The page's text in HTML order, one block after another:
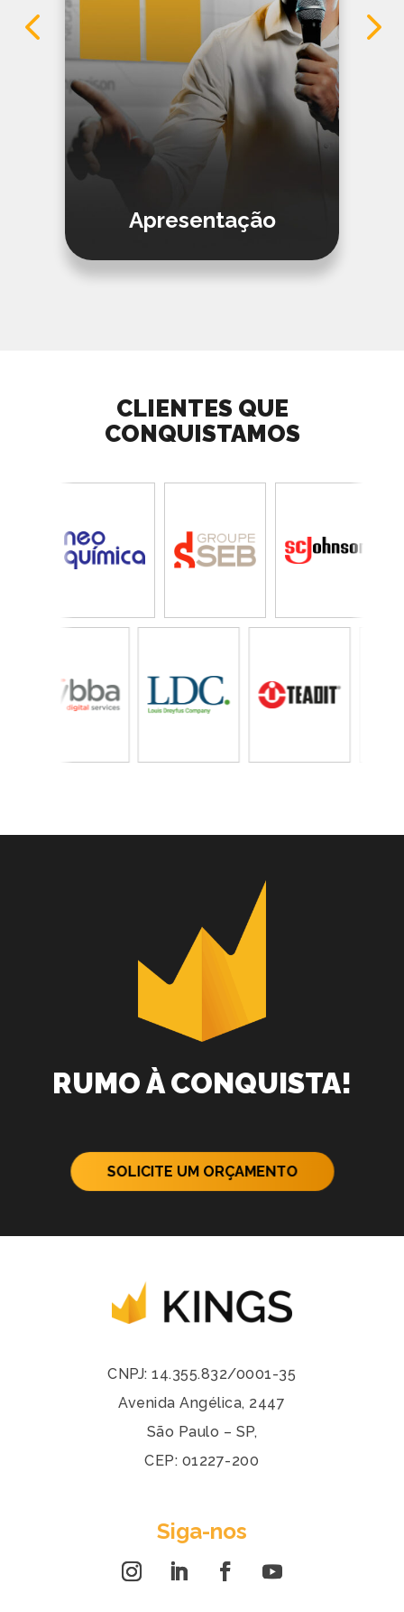
Apresentação
CLIENTES QUE
CONQUISTAMOS
RUMO À CONQUISTA!
SOLICITE UM ORÇAMENTO
CNPJ: 14.355.832/0001-35
Avenida Angélica, 2447
São Paulo – SP,
CEP: 01227-200
Siga-nos